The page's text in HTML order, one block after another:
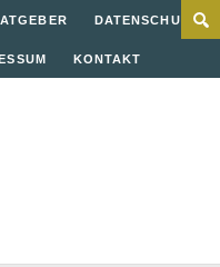
DATENSCHUTZ
KONTAKT